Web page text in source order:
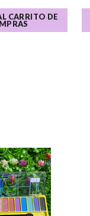
CARRITO DE